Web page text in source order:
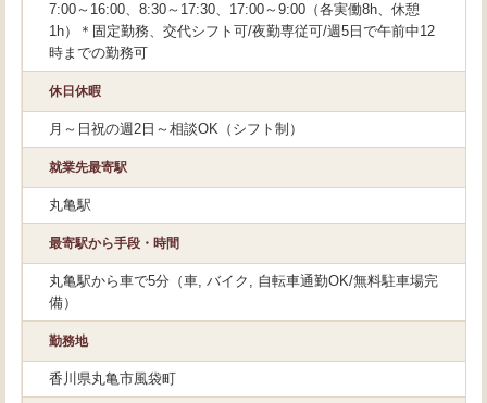
7:00～16:00、8:30～17:30、17:00～9:00（各実働8h、休憩
1h）＊固定勤務、交代シフト可/夜勤専従可/週5日で午前中12
時までの勤務可
休日休暇
月～日祝の週2日～相談OK（シフト制）
就業先最寄駅
丸亀駅
最寄駅から手段・時間
丸亀駅から車で5分（車, バイク, 自転車通勤OK/無料駐車場完
備）
勤務地
香川県丸亀市風袋町